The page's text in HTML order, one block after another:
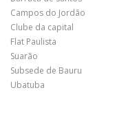
Campos do Jordão
Clube da capital
Flat Paulista
Suarão
Subsede de Bauru
Ubatuba